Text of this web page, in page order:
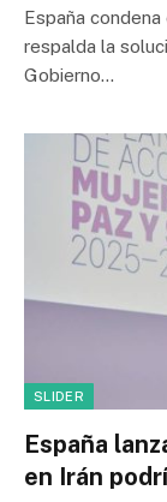
España
respalda la
Gobierno…
SLIDER
España
en Irán